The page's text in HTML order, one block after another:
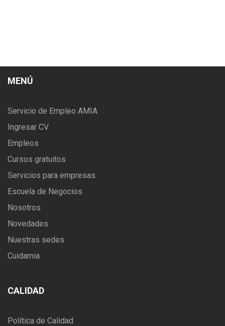
MENÚ
Servicio de Empleo AMIA
Ingresar CV
Empleos
Cursos gratuitos
Servicios para empresas
Escuela de Negocios
Nosotros
Novedades
Nuestras sedes
Cuidamia
CALIDAD
Política de Calidad